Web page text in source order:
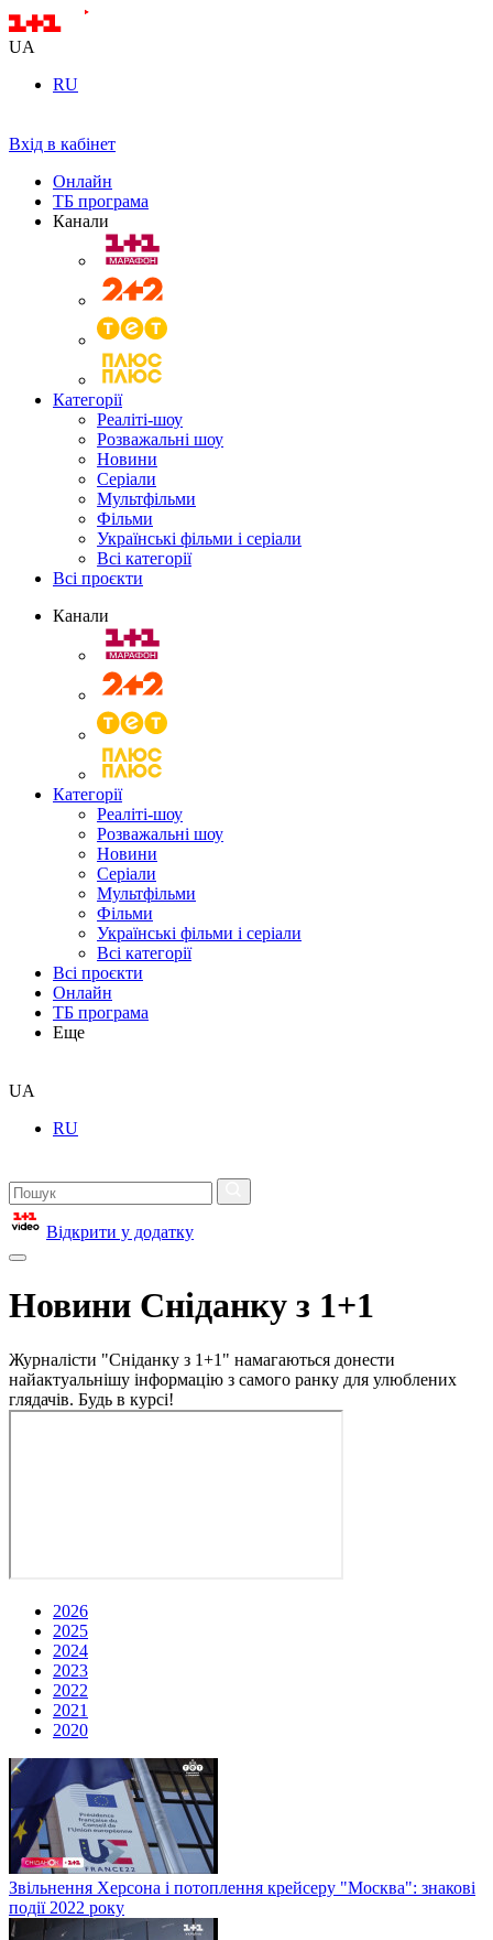
UA
RU
Вхід в кабінет
Онлайн
ТБ програма
Канали
Категорії
Реаліті-шоу
Розважальні шоу
Новини
Серіали
Мультфільми
Фільми
Українські фільми і серіали
Всі категорії
Всі проєкти
Канали
Категорії
Реаліті-шоу
Розважальні шоу
Новини
Серіали
Мультфільми
Фільми
Українські фільми і серіали
Всі категорії
Всі проєкти
Онлайн
ТБ програма
Еще
UA
RU
Відкрити у додатку
Новини Сніданку з 1+1
Журналісти "Сніданку з 1+1" намагаються донести
найактуальнішу інформацію з самого ранку для улюблених
глядачів. Будь в курсі!
2026
2025
2024
2023
2022
2021
2020
Звільнення Херсона і потоплення крейсеру "Москва": знакові
події 2022 року